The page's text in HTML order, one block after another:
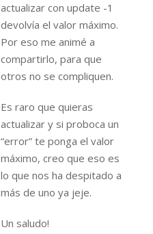
actualizar con update -1
devolvía el valor máximo.
Por eso me animé a
compartirlo, para que
otros no se compliquen.
Es raro que quieras
actualizar y si proboca un
“error” te ponga el valor
máximo, creo que eso es
lo que nos ha despitado a
más de uno ya jeje.
Un saludo!